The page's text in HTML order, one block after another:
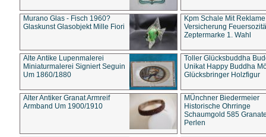
Murano Glas - Fisch 1960?
Glaskunst Glasobjekt Mille Fiori
Kpm Schale Mit Reklame
Versicherung
Zeptermarke 1. Wahl
Alte Antike Lupenmalerei
Miniaturmalerei Signiert Seguin
Um 1860/1880
Toller Glücksbuddha
Unikat Happy Buddha
Glücksbringer Holzfigur
Alter Antiker Granat Armreif
Armband Um 1900/1910
MÜnchner Biedermeier
Historische Ohrringe
Schaumgold 585
Perlen